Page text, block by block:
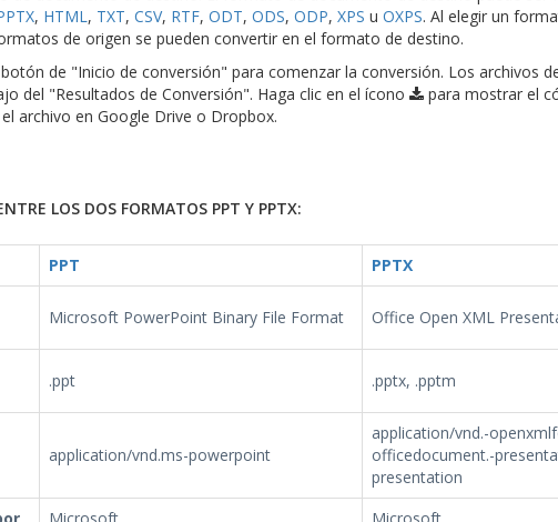
, HTML, TXT, CSV, RTF, ODT, ODS, ODP, XPS u OXPS. Al elegir un
de origen se pueden convertir en el formato de destino.
de "Inicio de conversión" para comenzar la conversión. Los archivos
del "Resultados de Conversión". Haga clic en el ícono
para mostrar el
archivo en Google Drive o Dropbox.
LOS DOS FORMATOS PPT Y PPTX:
PPT
PPTX
Microsoft PowerPoint Binary File Format Office Open XML
.ppt .pptx, .pptm
application/vnd.ms-powerpoint
application/vnd.-
officedocument.-
presentation